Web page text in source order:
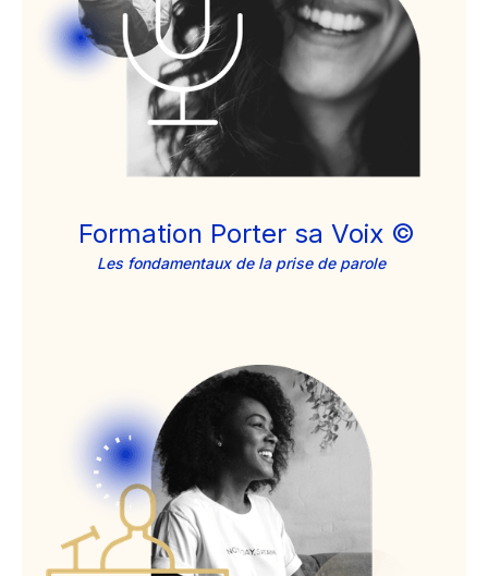
Formation Porter sa Voix ©
Les fondamentaux de la prise de parole